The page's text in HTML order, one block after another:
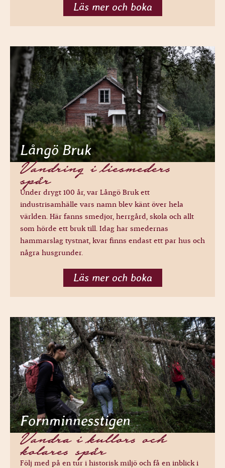
Läs mer och boka
Långö Bruk
Vandring i liesmeders
spår
Under drygt 100 år, var Långö Bruk ett
industrisamhälle vars namn blev känt över hela
världen. Här fanns smedjor, herrgård, skola och allt
som hörde ett bruk till. Idag har smedernas
hammarslag tystnat, kvar finns endast ett par hus och
några husgrunder.
Läs mer och boka
Fornminnesstigen
Vandra i kullors och
kolares spår
Följ med på en tur i historisk miljö och få en inblick i